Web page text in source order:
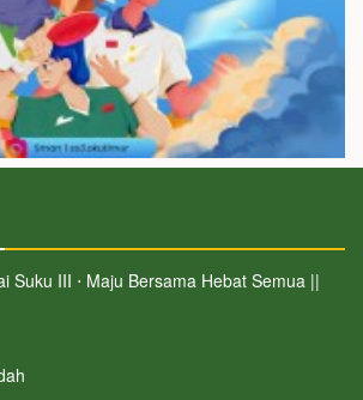
Suku III ⋅ Maju Bersama Hebat Semua ||